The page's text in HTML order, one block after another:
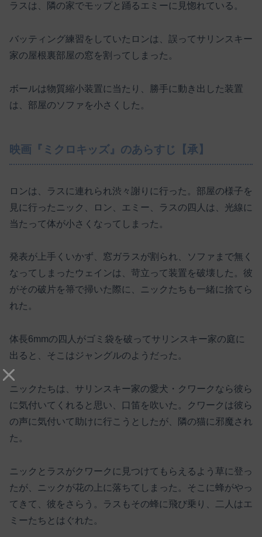
ラスは、隣の家でモップと踊るエミーに見惚れている。
バッティング練習をしていたロンは、誤ってサリンスキー
家の屋根裏部屋の窓を割ってしまった。
ボールは物質縮小装置に当たり、勝手に動き出した装置
は、部屋のソファを小さくした。
映画『ミクロキッズ』のあらすじ【承】
ロンは、ラスに連れられ渋々謝りに行った。部屋の様子を
見に行ったニック、ロン、エミー、ラスの四人は、光線に
当たって体が小さくなってしまった。
発表が上手くいかず、窓ガラスが割られ、ソファまで無く
なってしまったウェインは、苛立って装置を破壊した。彼
がその破片を箒で掃いた際に、ニックたちも一緒に捨てら
れた。
体長6mmの四人がゴミ袋を破ってサリンスキー家の庭に
出ると、そこはジャングルのようだった。
ニックたちは、サリンスキー家の愛犬・クワークなら彼ら
に気付いてくれると思い、口笛を吹いた。クワークは彼ら
の声に気付いて助けに行こうとしたが、隣の猫に邪魔され
た。
ニックとラスがクワークに見つけてもらえるよう草に登っ
たが、ニックが花の上に落ちてしまった。そこに蜂がやっ
てきて、彼をさらう。ラスもその蜂に飛び乗り、二人はエ
ミーたちとはぐれた。